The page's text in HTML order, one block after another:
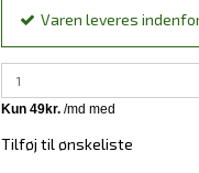
Varen leveres
Tilføj til ønskeliste